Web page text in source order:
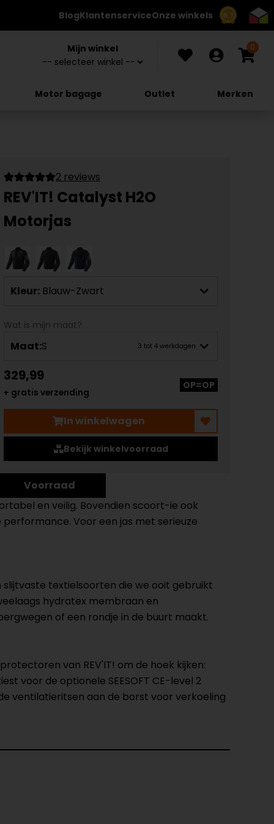
8.7
BlogKlantenserviceOnze winkels
Mijn winkel 0
Motor bagage Outlet Merken
2 reviews
REV'IT! Catalyst H2O
Motorjas
Kleur: Blauw-Zwart
Wat is mijn maat?
Maat:S 3 tot 4 werkdagen
329,99
+ gratis verzending
OP=OP
In winkelwagen
Bekijk winkelvoorraad
Voorraad
en veilig. Bovendien scoort-ie ook
Voor een jas met serieuze
textielsoorten die we ooit gebruikt
hydratex membraan en
of een rondje in de buurt maakt.
van REV'IT! om de hoek kijken:
voor de optionele SEESOFT CE-level 2
ventilatieritsen aan de borst voor verkoeling